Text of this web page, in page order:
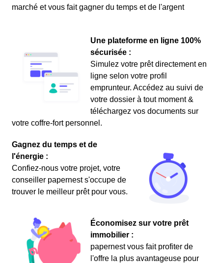
marché et vous fait gagner du temps et de l'argent
Une plateforme en ligne 100%
sécurisée :
Simulez votre prêt directement en
ligne selon votre profil
emprunteur. Accédez au suivi de
votre dossier à tout moment &
téléchargez vos documents sur
votre coffre-fort personnel.
Gagnez du temps et de
l'énergie :
Confiez-nous votre projet, votre
conseiller papernest s'occupe de
trouver le meilleur prêt pour vous.
Économisez sur votre prêt
immobilier :
papernest vous fait profiter de
l'offre la plus avantageuse pour